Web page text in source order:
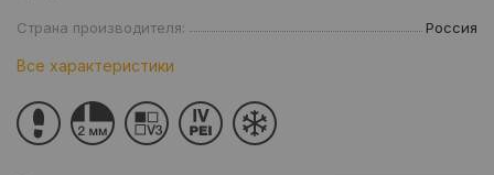
Страна производителя: Россия
Все характеристики